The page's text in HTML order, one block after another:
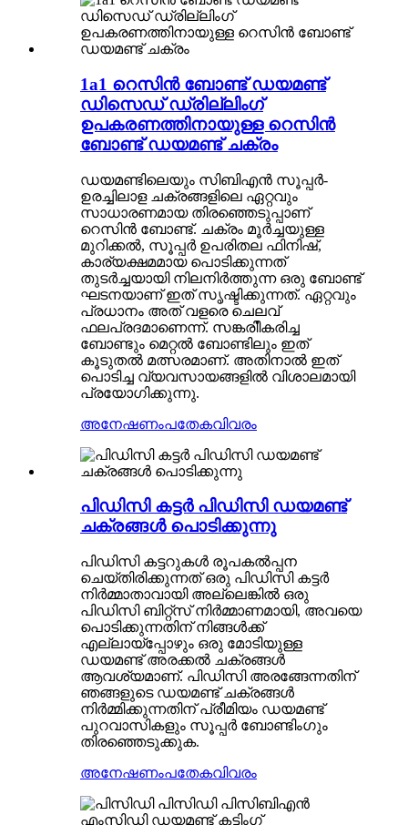
1a1 റെസിൻ ബോണ്ട് ഡയമണ്ട്
ഡിസെഡ് ഡ്രില്ലിംഗ്
ഉപകരണത്തിനായുള്ള റെസിൻ
ബോണ്ട് ഡയമണ്ട് ചക്രം
ഡയമണ്ടിലെയും സിബിഎൻ സൂപ്പർ-
ഉരച്ചിലാള ചക്രങ്ങളിലെ ഏറ്റവും
സാധാരണമായ തിരഞ്ഞെടുപ്പാണ്
റെസിൻ ബോണ്ട്. ചക്രം മൂർച്ചയുള്ള
മുറിക്കൽ, സൂപ്പർ ഉപരിതല ഫിനിഷ്,
കാര്യക്ഷമമായ പൊടിക്കുന്നത്
തുടർച്ചയായി നിലനിർത്തുന്ന ഒരു ബോണ്ട്
ഘടനയാണ് ഇത് സൃഷ്ടിക്കുന്നത്. ഏറ്റവും
പ്രധാനം അത് വളരെ ചെലവ്
ഫലപ്രദമാണെന്ന്. സങ്കരിീകരിച്ച
ബോണ്ടും മെറ്റൽ ബോണ്ടിലും ഇത്
കൂടുതൽ മത്സരമാണ്. അതിനാൽ ഇത്
പൊടിച്ച വ്യവസായങ്ങളിൽ വിശാലമായി
പ്രയോഗിക്കുന്നു.
അനേഷണംപതേകവിവരം
പിഡിസി കട്ടർ പിഡിസി ഡയമണ്ട്
ചക്രങ്ങൾ പൊടിക്കുന്നു
പിഡിസി കട്ടറുകൾ രൂപകൽപ്പന
ചെയ്തിരിക്കുന്നത് ഒരു പിഡിസി കട്ടർ
നിർമ്മാതാവായി അല്ലെങ്കിൽ ഒരു
പിഡിസി ബിറ്റ്സ് നിർമ്മാണമായി, അവയെ
പൊടിക്കുന്നതിന് നിങ്ങൾക്ക്
എല്ലായ്പ്പോഴും ഒരു മോടിയുള്ള
ഡയമണ്ട് അരക്കൽ ചക്രങ്ങൾ
ആവശ്യമാണ്. പിഡിസി അരങ്ങേന്നതിന്
ഞങ്ങളുടെ ഡയമണ്ട് ചക്രങ്ങൾ
നിർമ്മിക്കുന്നതിന് പ്രീമിയം ഡയമണ്ട്
പുറവാസികളും സൂപ്പർ ബോണ്ടിംഗും
തിരഞ്ഞെടുക്കുക.
അനേഷണംപതേകവിവരം